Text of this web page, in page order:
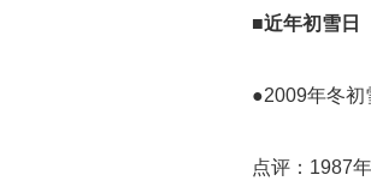
■近年初雪日
●2009年冬初
点评：1987